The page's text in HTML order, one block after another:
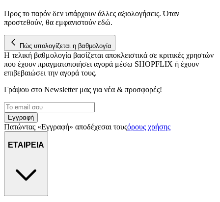
Προς το παρόν δεν υπάρχουν άλλες αξιολογήσεις. Όταν
προστεθούν, θα εμφανιστούν εδώ.
Πώς υπολογίζεται η βαθμολογία
Η τελική βαθμολογία βασίζεται αποκλειστικά σε κριτικές χρηστών
που έχουν πραγματοποιήσει αγορά μέσω SHOPFLIX ή έχουν
επιβεβαιώσει την αγορά τους.
Γράψου στο Νewsletter μας για νέα & προσφορές!
Εγγραφή
Πατώντας «Εγγραφή» αποδέχεσαι τουςόρους χρήσης
ΕΤΑΙΡΕΙΑ